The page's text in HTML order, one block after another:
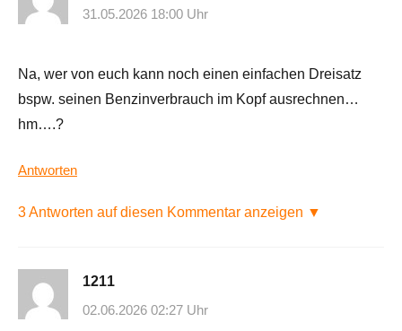
31.05.2026 18:00 Uhr
Na, wer von euch kann noch einen einfachen Dreisatz
bspw. seinen Benzinverbrauch im Kopf ausrechnen…
hm….?
Antworten
3 Antworten auf diesen Kommentar anzeigen ▼
1211
02.06.2026 02:27 Uhr